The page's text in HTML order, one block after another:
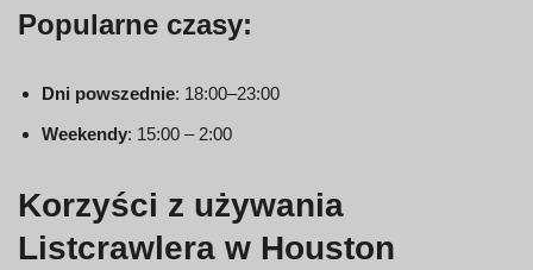
Popularne czasy:
Dni powszednie: 18:00–23:00
Weekendy: 15:00 – 2:00
Korzyści z używania
Listcrawlera w Houston